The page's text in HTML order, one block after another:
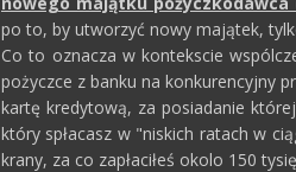
po to, by utworzyć nowy majątek,
Co to oznacza w kontekscie
pożyczce z banku na konkurencyjny
kartę kredytową, za posiadanie
który spłacasz w "niskich ratach w
krany, za co zapłaciłeś okolo 150